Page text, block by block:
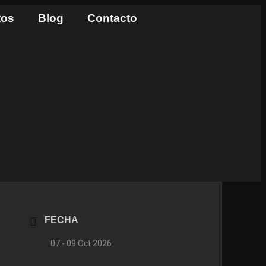
Blog Contacto
FECHA
07 - 09 Oct 2026